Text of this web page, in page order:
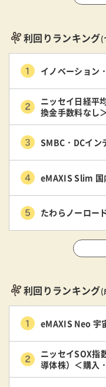
利回りランキング(
イノベーション
ニッセイ日経平
換金手数料なし
SMBC・DCイン
eMAXIS Slim 国
たわらノーロー
利回りランキング(
eMAXIS Neo 宇
ニッセイSOX指
導体株）＜購入